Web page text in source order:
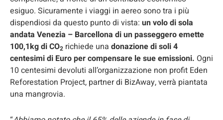
esiguo. Sicuramente i viaggi in aereo sono tra i più
dispendiosi da questo punto di vista: unvolo di sola
andata Venezia – Barcellona di un passeggero emette
100,1kg di CO2 richiede una donazione di soli 4
centesimi di Euro per compensare le sue emissioni. Ogni
10 centesimi devoluti all’organizzazione non profit Eden
Reforestation Project, partner di BizAway, verrà piantata
una mangrovia.